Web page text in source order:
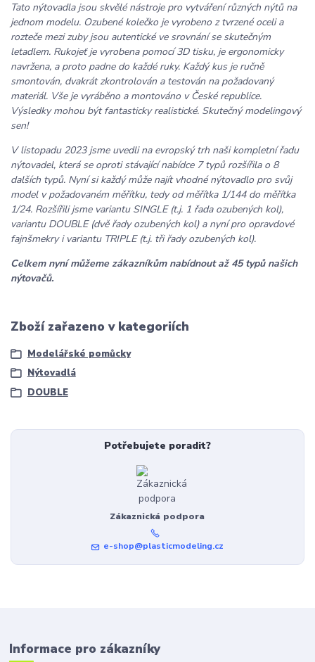
Tato nýtovadla jsou skvělé nástroje pro vytváření různých nýtů na
jednom modelu. Ozubené kolečko je vyrobeno z tvrzené oceli a
rozteče mezi zuby jsou autentické ve srovnání se skutečným
letadlem. Rukojeť je vyrobena pomocí 3D tisku, je ergonomicky
navržena, a proto padne do každé ruky. Každý kus je ručně
smontován, dvakrát zkontrolován a testován na požadovaný
materiál. Vše je vyráběno a montováno v České republice.
Výsledky mohou být fantasticky realistické. Skutečný modelingový
sen!
V listopadu 2023 jsme uvedli na evropský trh naši kompletní řadu
nýtovadel, která se oproti stávající nabídce 7 typů rozšířila o 8
dalších typů. Nyní si každý může najít vhodné nýtovadlo pro svůj
model v požadovaném měřítku, tedy od měřítka 1/144 do měřítka
1/24. Rozšířili jsme variantu SINGLE (t.j. 1 řada ozubených kol),
variantu DOUBLE (dvě řady ozubených kol) a nyní pro opravdové
fajnšmekry i variantu TRIPLE (t.j. tři řady ozubených kol).
Celkem nyní můžeme zákazníkům nabídnout až 45 typů našich
nýtovačů.
Zboží zařazeno v kategoriích
Modelářské pomůcky
Nýtovadlá
DOUBLE
Potřebujete poradit?
Zákaznická podpora
e-shop@plasticmodeling.cz
Informace pro zákazníky